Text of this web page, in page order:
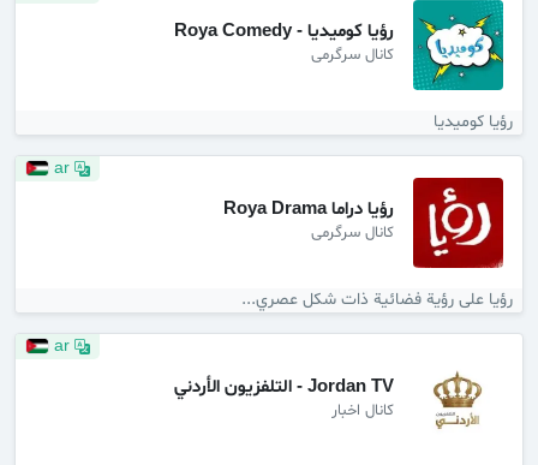
رؤيا كوميديا - Roya Comedy
کانال سرگرمی
رؤيا كوميديا
رؤيا دراما Roya Drama
کانال سرگرمی
رؤيا على رؤية فضائية ذات شكل عصري...
Jordan TV - التلفزيون الأردني
کانال اخبار